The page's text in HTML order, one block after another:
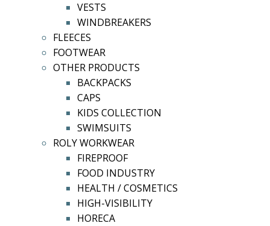
VESTS
WINDBREAKERS
FLEECES
FOOTWEAR
OTHER PRODUCTS
BACKPACKS
CAPS
KIDS COLLECTION
SWIMSUITS
ROLY WORKWEAR
FIREPROOF
FOOD INDUSTRY
HEALTH / COSMETICS
HIGH-VISIBILITY
HORECA